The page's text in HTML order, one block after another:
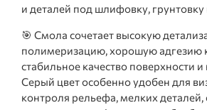
и деталей под шлифовку,
🎯 Смола сочетает высокую
полимеризацию, хорошую адгезию
стабильное качество поверхности
Серый цвет особенно удобен для
контроля рельефа, мелких деталей,